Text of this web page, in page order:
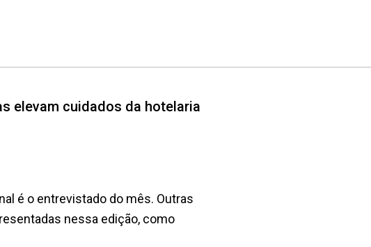
elevam cuidados da hotelaria
é o entrevistado do mês. Outras
nessa edição, como